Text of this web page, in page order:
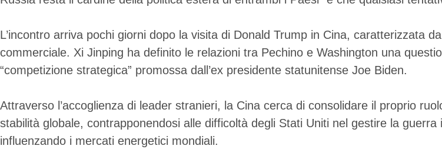
L’incontro arriva pochi giorni dopo la visita di Donald Trump in Cina, caratterizzata
commerciale. Xi Jinping ha definito le relazioni tra Pechino e Washington una
“competizione strategica” promossa dall’ex presidente statunitense Joe Biden.
Attraverso l’accoglienza di leader stranieri, la Cina cerca di consolidare il proprio
stabilità globale, contrapponendosi alle difficoltà degli Stati Uniti nel gestire la
influenzando i mercati energetici mondiali.